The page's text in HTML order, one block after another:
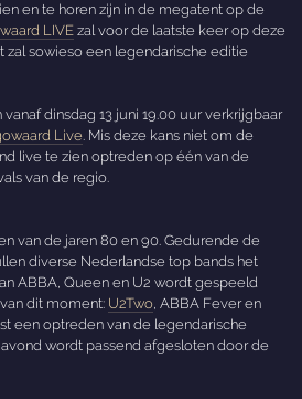
en te horen zijn in de megatent op de
LIVE zal voor de laatste keer op deze
zal sowieso een legendarische editie
dinsdag 13 juni 19.00 uur verkrijgbaar
Live. Mis deze kans niet om de
live te zien optreden op één van de
van de regio.
van de jaren 80 en 90. Gedurende de
diverse Nederlandse top bands het
ABBA, Queen en U2 wordt gespeeld
dit moment: U2Two, ABBA Fever en
een optreden van de legendarische
wordt passend afgesloten door de